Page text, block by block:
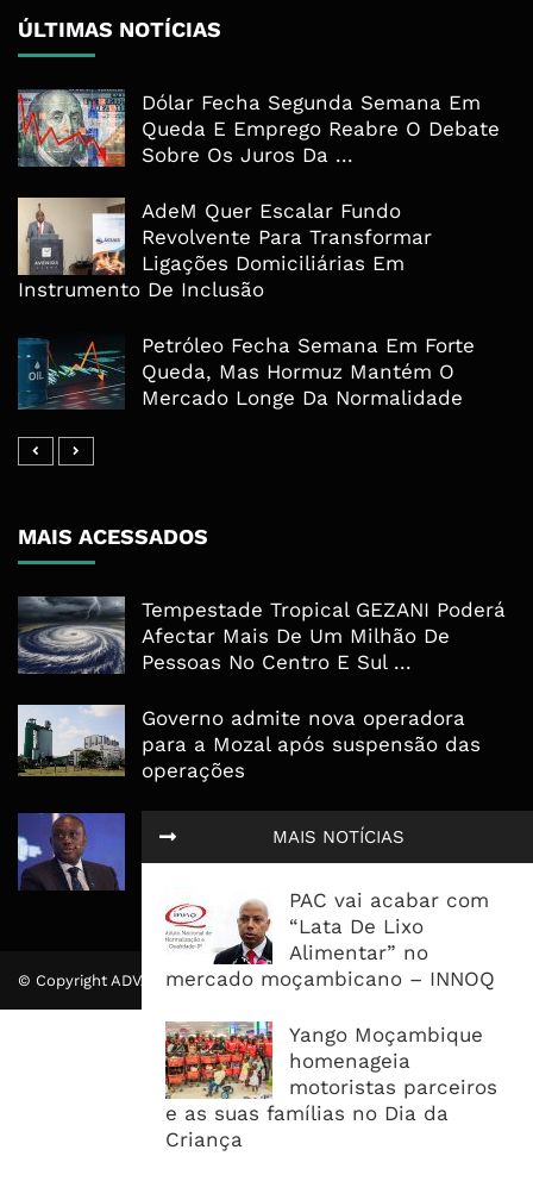
MAIS NOTÍCIAS
PAC vai acabar com
“Lata De Lixo
Alimentar” no
mercado moçambicano – INNOQ
Yango Moçambique
homenageia
motoristas parceiros
e as suas famílias no Dia da
Criança
ÚLTIMAS NOTÍCIAS
Dólar Fecha Segunda Semana Em
Queda E Emprego Reabre O Debate
Sobre Os Juros Da ...
AdeM Quer Escalar Fundo
Revolvente Para Transformar
Ligações Domiciliárias Em
Instrumento De Inclusão
Petróleo Fecha Semana Em Forte
Queda, Mas Hormuz Mantém O
Mercado Longe Da Normalidade
MAIS ACESSADOS
Tempestade Tropical GEZANI Poderá
Afectar Mais De Um Milhão De
Pessoas No Centro E Sul ...
Governo admite nova operadora
para a Mozal após suspensão das
operações
CEO do Standard Bank pede ao
Governo que “saia do caminho” e
© Copyright ADVALUE. Todos Direitos Reservados.